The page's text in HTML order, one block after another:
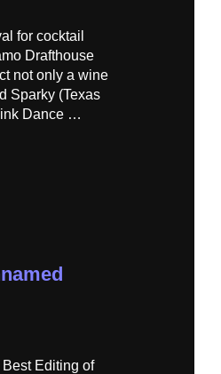
for cocktail
Drafthouse
not only a wine
Sparky (Texas
Dance …
Editing of